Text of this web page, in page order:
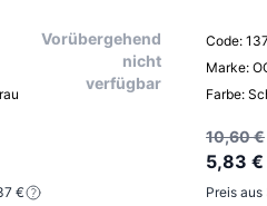
Vorübergehend
nicht
verfügbar
€
Code:
Marke:
Farbe:
10,60 €
5,83 €
Preis